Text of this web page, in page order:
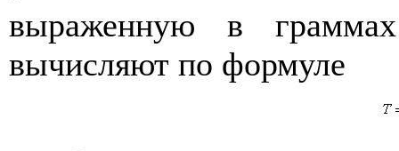
выраженную в
вычисляют по формуле